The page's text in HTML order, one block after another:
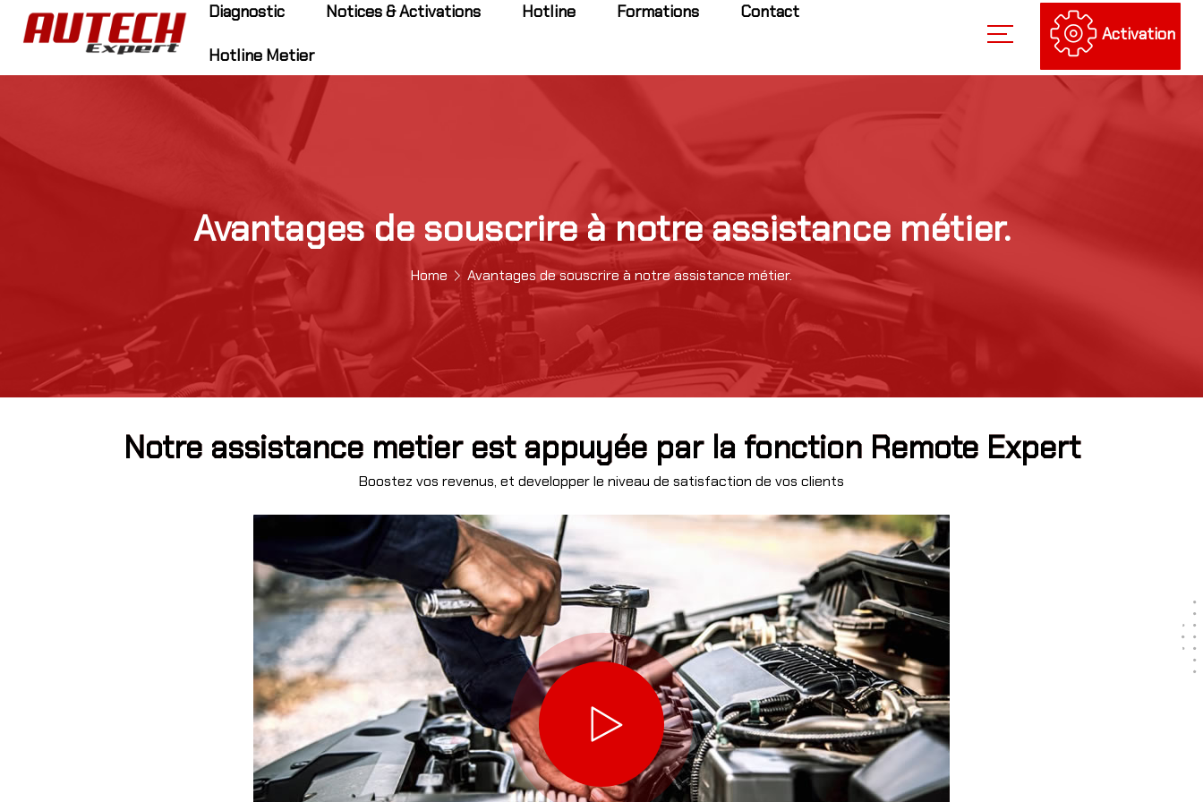
Diagnostic Notices & Activations Hotline Formations Contact
Hotline Metier
Activation
Avantages de souscrire à notre assistance métier.
Home Avantages de souscrire à notre assistance métier.
Notre assistance metier est appuyée par la fonction Remote Expert
Boostez vos revenus, et developper le niveau de satisfaction de vos clients